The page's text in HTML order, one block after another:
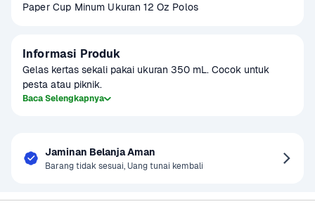
Paper Cup Minum Ukuran 12 Oz Polos
Informasi Produk
Gelas kertas sekali pakai ukuran 350 mL. Cocok untuk
pesta atau piknik.
Baca Selengkapnya
Jaminan Belanja Aman
Barang tidak sesuai, Uang tunai kembali